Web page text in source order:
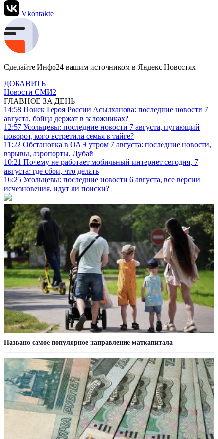
Vkontakte
Сделайте Инфо24 вашим источником в Яндекс.Новостях
ДОБАВИТЬ
Новости СМИ2
ГЛАВНОЕ ЗА ДЕНЬ
14:58 Поиск Героя России Асылханова: последние новости 7
августа, бойца держат в заложниках?
12:57 Усольцевы: последние новости 7 августа, пугающий
поворот, кого встретила семья в тайге?
11:22 Обстановка в ОАЭ утром 7 августа: последние новости,
взрывы, аэропорты, Дубай
10:21 Почему не работает мобильный интернет сегодня, 7
августа: где сбои, что делать
16:25 Усольцевы: последние новости 6 августа, все версии
исчезновения, идут ли поиски?
Названо самое популярное направление маткапитала